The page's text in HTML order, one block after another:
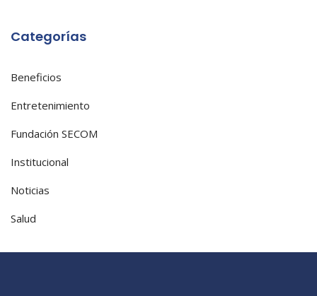
Categorías
Beneficios
Entretenimiento
Fundación SECOM
Institucional
Noticias
Salud